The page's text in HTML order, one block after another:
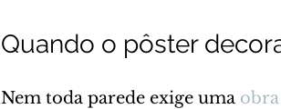
Quando o pôster
Nem toda parede exige uma